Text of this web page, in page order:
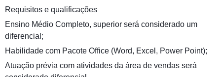
Requisitos e qualificações
Ensino Médio Completo, superior será considerado um
diferencial;
Habilidade com Pacote Office (Word, Excel, Power Point);
Atuação prévia com atividades da área de vendas será